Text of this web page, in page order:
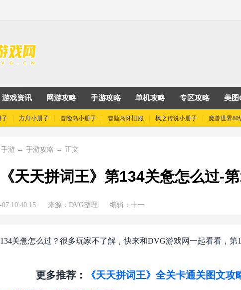
游戏资讯 网游攻略 手游攻略 单机攻略 专区攻略 美图
子 方舟小册子 冒险岛小册子 冒险岛怀旧服 枫之传说小册子 魔兽世界80
手游 → 手游攻略 → 正文
《天天拼词王》第134关惫怎么过-
10:40:15 来源：DVG整理 编辑：十一
134关惫怎么过？很多玩家不了解，快来和DVG游戏网一起看看，
更多推荐： 《天天拼词王》全关卡通关图文攻